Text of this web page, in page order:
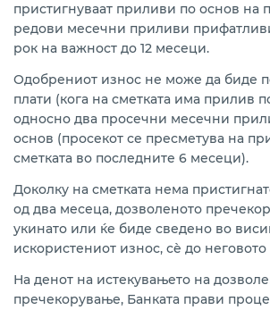
пристигнуваат приливи по основ на
редови месечни приливи
рок на важност до 12 месеци.
Одобрениот износ не може да биде
плати (кога на сметката има прилив
односно два просечни месечни
основ (просекот се пресметува на
сметката во последните 6 месеци).
Доколку на сметката нема
од два месеца, дозволеното
укинато или ќе биде сведено во
искористениот износ, сè до
На денот на истекувањето на
пречекорување, Банката прави